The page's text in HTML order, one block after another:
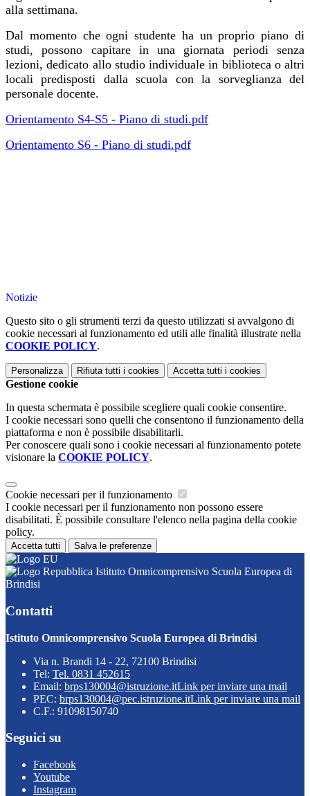
alla settimana.
Dal momento che ogni studente ha un proprio piano di
studi, possono capitare in una giornata periodi senza
lezioni, dedicato allo studio individuale in biblioteca o altri
locali predisposti dalla scuola con la sorveglianza del
personale docente.
Orientamento S4-S5 - Piano di studi.pdf
Orientamento S6 - Piano di studi.pdf
Notizie
Questo sito o gli strumenti terzi da questo utilizzati si avvalgono di
cookie necessari al funzionamento ed utili alle finalità illustrate nella
COOKIE POLICY.
Personalizza Rifiuta tutti i cookies Accetta tutti i cookies
Gestione cookie
In questa schermata è possibile scegliere quali cookie consentire.
I cookie necessari sono quelli che consentono il funzionamento della
piattaforma e non è possibile disabilitarli.
Per conoscere quali sono i cookie necessari al funzionamento potete
visionare la COOKIE POLICY.
Cookie necessari per il funzionamento
I cookie necessari per il funzionamento non possono essere
disabilitati. È possibile consultare l'elenco nella pagina della cookie
policy.
Accetta tutti Salva le preferenze
Istituto Omnicomprensivo Scuola Europea di
Brindisi
Contatti
Istituto Omnicomprensivo Scuola Europea di Brindisi
Via n. Brandi 14 - 22, 72100 Brindisi
Tel: Tel. 0831 452615
Email: brps130004@istruzione.itLink per inviare una mail
PEC: brps130004@pec.istruzione.itLink per inviare una mail
C.F.: 91098150740
Seguici su
Facebook
Youtube
Instagram